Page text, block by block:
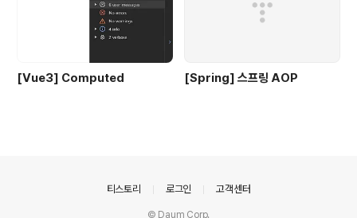
[Vue3] Computed [Spring] 스프링 AOP
티스토리 로그인 고객센터
© Daum Corp.